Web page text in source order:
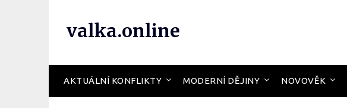
valka.online
AKTUÁLNÍ KONFLIKTY MODERNÍ DĚJINY NOVOVĚK